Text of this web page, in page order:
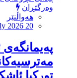
وەرگێڕان
هەواڵنێر
2026 20
توركیا